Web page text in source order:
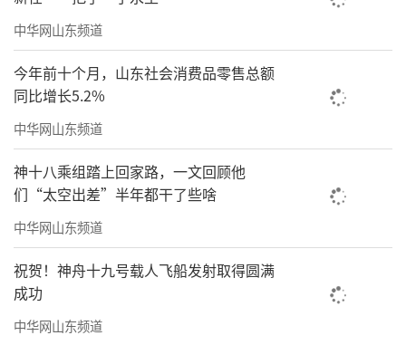
中华网山东频道
今年前十个月，山东社会消费品零售总额
同比增长5.2%
中华网山东频道
神十八乘组踏上回家路，一文回顾他
们“太空出差”半年都干了些啥
中华网山东频道
祝贺！神舟十九号载人飞船发射取得圆满
成功
中华网山东频道